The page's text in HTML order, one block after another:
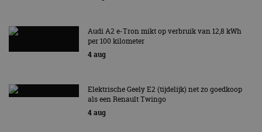
Audi A2 e-Tron mikt op verbruik van 12,8 kWh
per 100 kilometer
4 aug
Elektrische Geely E2 (tijdelijk) net zo goedkoop
als een Renault Twingo
4 aug